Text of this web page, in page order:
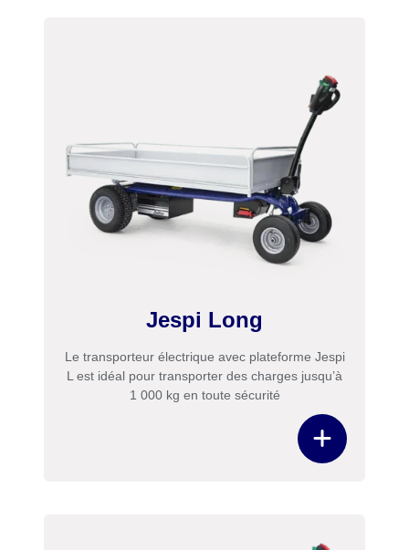
Jespi Long
Le transporteur électrique avec plateforme Jespi
L est idéal pour transporter des charges jusqu’à
1 000 kg en toute sécurité